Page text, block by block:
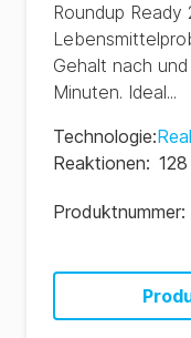
Roundup Ready
Gehalt nach
Minuten. Ideal...
Technologie:
Reaktionen:
Produktnummer: